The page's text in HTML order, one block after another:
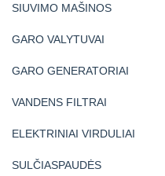
SIUVIMO MAŠINOS
GARO VALYTUVAI
GARO GENERATORIAI
VANDENS FILTRAI
ELEKTRINIAI VIRDULIAI
SULČIASPAUDĖS